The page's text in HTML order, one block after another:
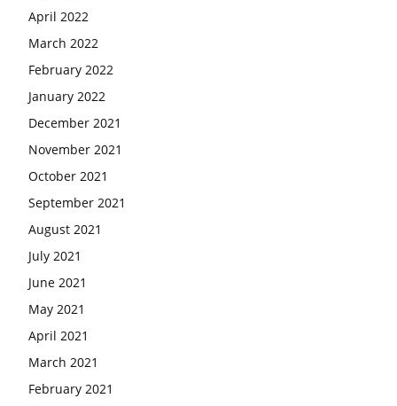
April 2022
March 2022
February 2022
January 2022
December 2021
November 2021
October 2021
September 2021
August 2021
July 2021
June 2021
May 2021
April 2021
March 2021
February 2021